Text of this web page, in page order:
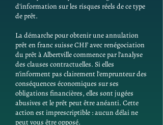
d'information sur les risques réels de ce type
de prêt.
La démarche pour obtenir une annulation
prêt en franc suisse CHF avec renégociation
du prêt à Albertville commence par l'analyse
des clauses contractuelles. Si elles
n'informent pas clairement l'emprunteur des
conséquences économiques sur ses
obligations financières, elles sont jugées
abusives et le prêt peut être anéanti. Cette
action est imprescriptible : aucun délai ne
peut vous être opposé.